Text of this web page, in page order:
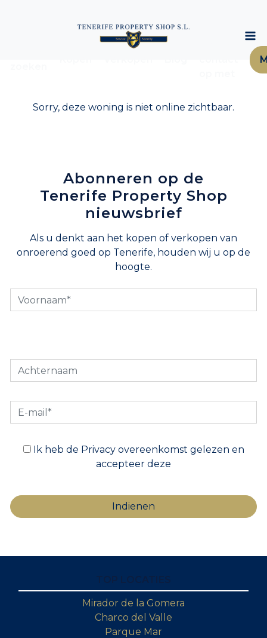
Sorry, deze woning is niet online zichtbaar.
Abonneren op de
Tenerife Property Shop
nieuwsbrief
Als u denkt aan het kopen of verkopen van
onroerend goed op Tenerife, houden wij u op de
hoogte.
Ik heb de Privacy overeenkomst gelezen en
accepteer deze
Mirador de la Gomera
Charco del Valle
Parque Mar